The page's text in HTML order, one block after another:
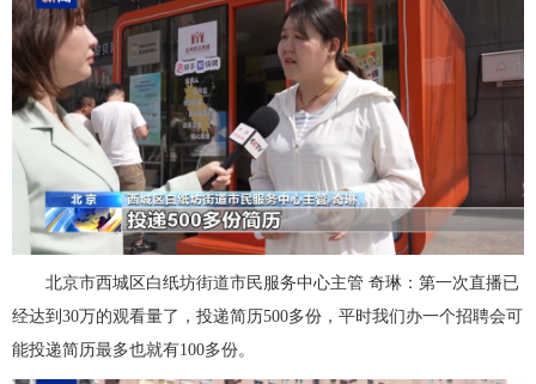
北京市西城区白纸坊街道市民服务中心主管 奇琳：第一次直播已
经达到30万的观看量了，投递简历500多份，平时我们办一个招聘会可
能投递简历最多也就有100多份。